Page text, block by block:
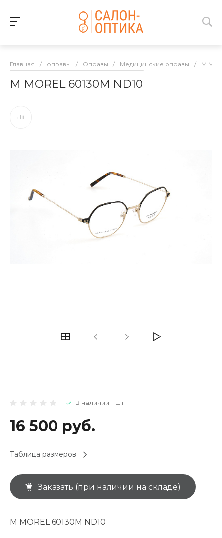
Главная / оправы / Оправы / Медицинские оправы / M
M MOREL 60130M ND10
В наличии: 1 шт
16 500 руб.
Таблица размеров
Заказать (при наличии на складе)
M MOREL 60130M ND10